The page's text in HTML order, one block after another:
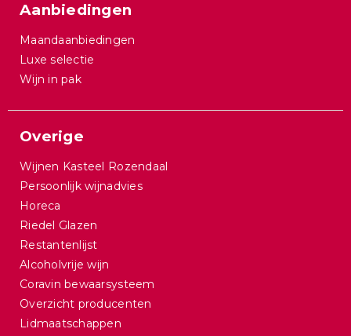
Aanbiedingen
Maandaanbiedingen
Luxe selectie
Wijn in pak
Overige
Wijnen Kasteel Rozendaal
Persoonlijk wijnadvies
Horeca
Riedel Glazen
Restantenlijst
Alcoholvrije wijn
Coravin bewaarsysteem
Overzicht producenten
Lidmaatschappen